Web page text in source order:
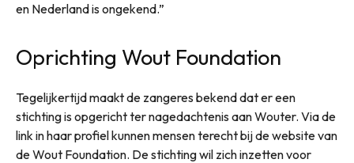
en Nederland is ongekend.”
Oprichting Wout Foundation
Tegelijkertijd maakt de zangeres bekend dat er een
stichting is opgericht ter nagedachtenis aan Wouter. Via de
link in haar profiel kunnen mensen terecht bij de website van
de Wout Foundation. De stichting wil zich inzetten voor